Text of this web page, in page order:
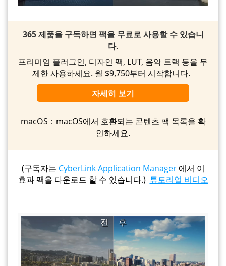
365 제품을 구독하면 팩을 무료로 사용할 수 있습니
다.
프리미엄 플러그인, 디자인 팩, LUT, 음악 트랙 등을 무
제한 사용하세요. 월 $9,750부터 시작합니다.
자세히 보기
macOS： macOS에서 호환되는 콘텐츠 팩 목록을 확
인하세요.
(구독자는 CyberLink Application Manager에서 이
효과 팩을 다운로드 할 수 있습니다.) 튜토리얼 비디오
후
전